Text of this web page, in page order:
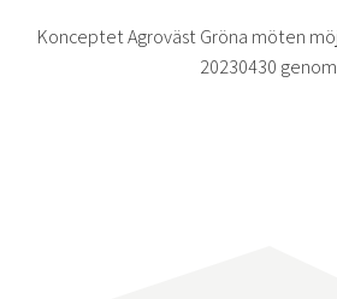
Konceptet Agroväst Gröna möten
20230430